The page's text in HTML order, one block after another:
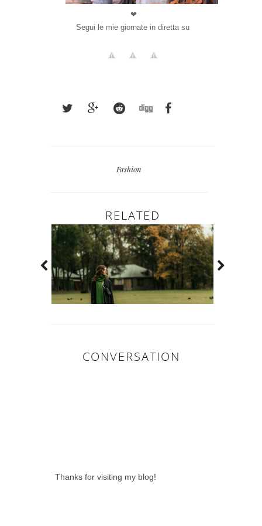
❤
Segui le mie giornate in diretta su
Fashion
RELATED
CONVERSATION
Thanks for visiting my blog!